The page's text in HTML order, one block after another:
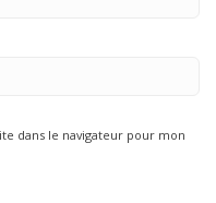
dans le navigateur pour mon